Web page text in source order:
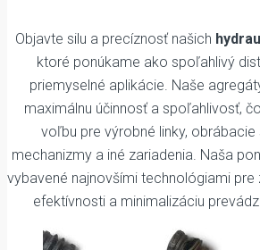
Objavte silu a precíznosť našich
ktoré ponúkame ako spoľahlivý
priemyselné aplikácie. Naše
maximálnu účinnosť a spoľahlivosť,
voľbu pre výrobné linky, obrábacie
mechanizmy a iné zariadenia. Naša
vybavené najnovšími technológiami pre
efektívnosti a minimalizáciu